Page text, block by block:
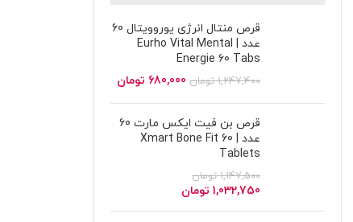
قرص منتال انرژی یوروویتال 60
عدد | Eurho Vital Mental
Energie 60 Tabs
1,247,400 تومان 680,000 تومان
قرص بن فیت ایکس مارت 60
عدد | Xmart Bone Fit 60
Tablets
1,147,500 تومان
1,032,750 تومان